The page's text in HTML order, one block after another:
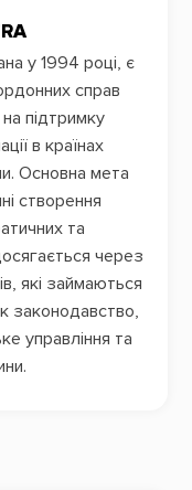
у 1994 році, є
справ
підтримку
в країнах
Основна мета
створення
та
через
які займаються
законодавство,
управління та